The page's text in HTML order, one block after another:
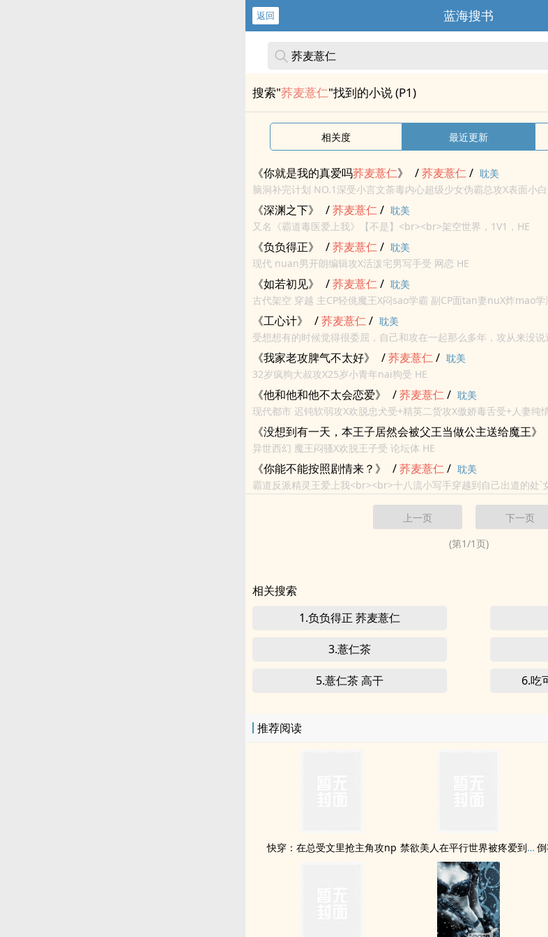
返回 蓝海搜书
搜索"荞麦薏仁"找到的小说 (P1)
相关度 最近更新
《你就是我的真爱吗荞麦薏仁》 /荞麦薏仁/ 耽美
脑洞补完计划 NO.1深受小言文荼毒内心超级少女伪霸总攻X表面小
是……”白图：“不是，滚！”苏维安：“QAQ”总之这就是一个伪霸总追
《深渊之下》 /荞麦薏仁/ 耽美
又名《霸道毒医爱上我》【不是】<br><br>架空世界，1V1，HE
《负负得正》 /荞麦薏仁/ 耽美
现代 nuan男开朗编辑攻X活泼宅男写手受 网恋 HE
《如若初见》 /荞麦薏仁/ 耽美
古代架空 穿越 主CP轻佻魔王X闷sao学霸 副CP面tan妻nuX炸mao学
《工心计》 /荞麦薏仁/ 耽美
受想想有的时候觉得很委屈，自己和攻在一起那么多年，攻从来没
鼓掌时都会因为受叫一声痛ma上停下来，bi得受只能拼命诱惑他，
《我家老攻脾气不太好》 /荞麦薏仁/ 耽美
32岁疯狗大叔攻X25岁小青年nai狗受 HE
《他和他和他不太会恋爱》 /荞麦薏仁/ 耽美
现代都市 迟钝软弱攻X欢脱忠犬受+精英二货攻X傲娇毒舌受+人妻纯
竹马 欢喜冤家 HE
《没想到有一天，本王子居然会被父王当做公主送给魔王》
异世西幻 魔王闷骚X欢脱王子受 论坛体 HE
《你能不能按照剧情来？》 /荞麦薏仁/ 耽美
霸道反派精灵王爱上我<br><br>十八流小写手穿越到自己出道的处`
《盖比亚斯大陆》的世界……”<br>小写手：“我没听错吧？我那个点
上一页
下一页
(第1/1页)
相关搜索
1.负负得正 荞麦薏仁
3.薏仁茶
5.薏仁茶 高干 6.吃
推荐阅读
快穿：在总受文里抢主角攻np 禁欲美人在平行世界被疼爱到哭啼啼